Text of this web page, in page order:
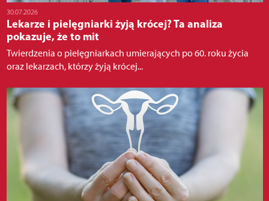
30.07.2026
Lekarze i pielęgniarki żyją krócej? Ta analiza
pokazuje, że to mit
Twierdzenia o pielęgniarkach umierających po 60. roku życia
oraz lekarzach, którzy żyją krócej...